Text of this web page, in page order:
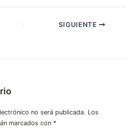
SIGUIENTE
no será publicada. Los
marcados con *